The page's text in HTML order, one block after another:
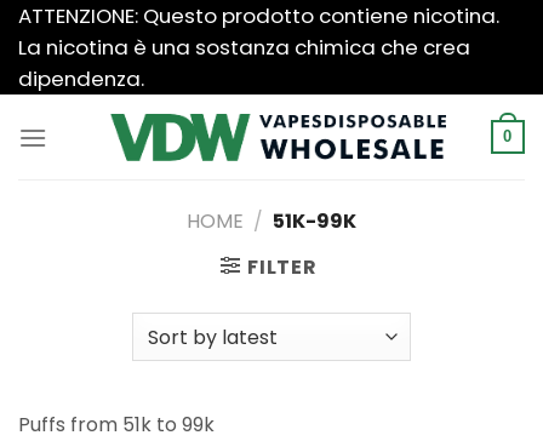
Salta
contenuti
ATTENZIONE: Questo prodotto contiene nicotina.
La nicotina è una sostanza chimica che crea
dipendenza.
0
HOME / 51K-99K
FILTER
Puffs from 51k to 99k